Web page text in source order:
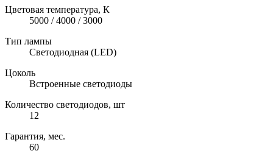
Цветовая температура, К
5000 / 4000 / 3000
Тип лампы
Светодиодная (LED)
Цоколь
Встроенные светодиоды
Количество светодиодов, шт
12
Гарантия, мес.
60